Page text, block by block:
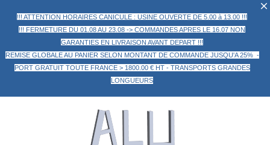
!!! ATTENTION HORAIRES CANICULE : USINE OUVERTE DE 5.00 à 13.00 !!!
!!! FERMETURE DU 01.08 AU 23.08 -> COMMANDES APRES LE 16.07 NON
GARANTIES EN LIVRAISON AVANT DEPART !!!
REMISE GLOBALE AU PANIER SELON MONTANT DE COMMANDE JUSQU'A 25% -
PORT GRATUIT TOUTE FRANCE > 1800.00 € HT - TRANSPORTS GRANDES
LONGUEURS